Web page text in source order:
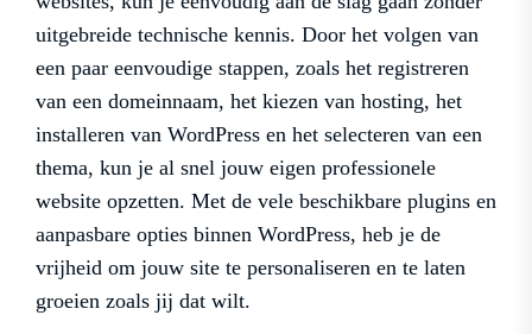
uitgebreide technische kennis. Door het volgen van
een paar eenvoudige stappen, zoals het registreren
van een domeinnaam, het kiezen van hosting, het
installeren van WordPress en het selecteren van een
thema, kun je al snel jouw eigen professionele
website opzetten. Met de vele beschikbare plugins en
aanpasbare opties binnen WordPress, heb je de
vrijheid om jouw site te personaliseren en te laten
groeien zoals jij dat wilt.